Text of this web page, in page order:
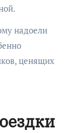
надоели
ценящих